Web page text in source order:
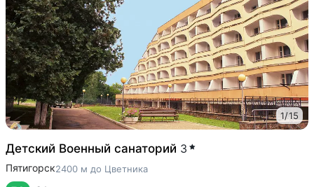
1/15
Детский Военный санаторий 3
Пятигорск2400 м до Цветника